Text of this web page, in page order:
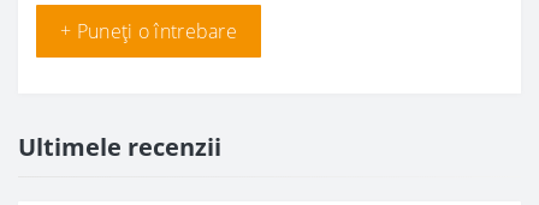
+ Puneți o întrebare
Ultimele recenzii